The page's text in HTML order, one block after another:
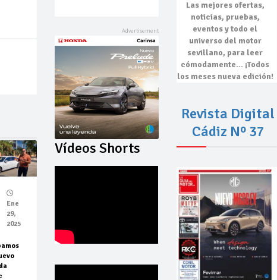
Ene
29,
2025
Vídeos Shorts
Las mejores ofertas,
noticias, pruebas,
eventosy todo el
universo del motor
sevillano, para leer
cómodamente… ¡Todos
los meses nueva edición!
Revista Digital
Cádiz Nº 37